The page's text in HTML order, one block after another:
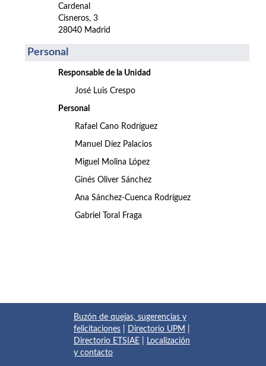
Cardenal
Cisneros, 3
28040 Madrid
Personal
Responsable de la Unidad
José Luis Crespo
Personal
Rafael Cano Rodríguez
Manuel Díez Palacios
Miguel Molina López
Ginés Oliver Sánchez
Ana Sánchez-Cuenca Rodríguez
Gabriel Toral Fraga
Buzón de quejas, sugerencias y
felicitaciones
Directorio UPM
Directorio ETSIAE
Localización
y contacto